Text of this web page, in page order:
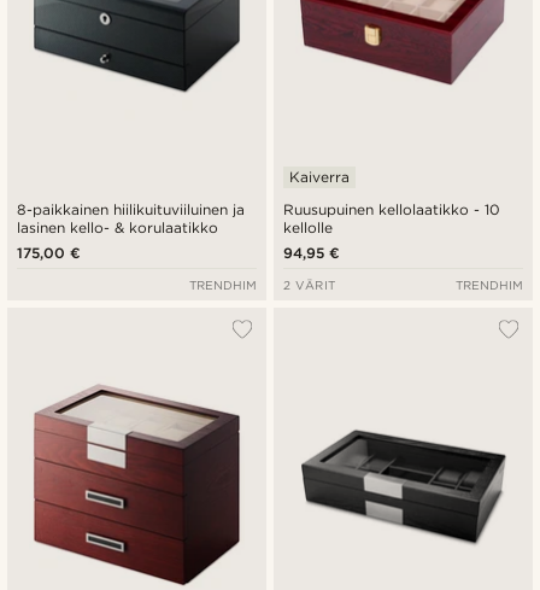
8-paikkainen hiilikuituviiluinen ja
lasinen kello- & korulaatikko
175,00 €
TRENDHIM
Ruusupuinen kellolaatikko - 10
kellolle
Kaiverra
94,95 €
2 VÄRIT TRENDHIM